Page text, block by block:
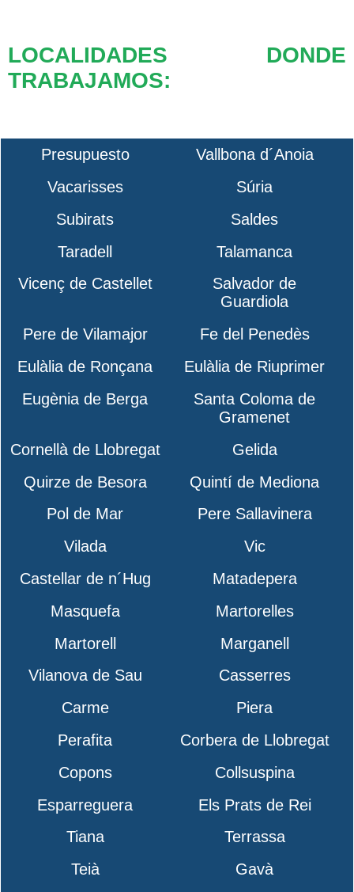
LOCALIDADES DONDE
TRABAJAMOS:
Presupuesto
Vallbona d´Anoia
Vacarisses
Súria
Subirats
Saldes
Taradell
Talamanca
Vicenç de Castellet
Salvador de
Guardiola
Pere de Vilamajor
Fe del Penedès
Eulàlia de Ronçana
Eulàlia de Riuprimer
Eugènia de Berga
Santa Coloma de
Gramenet
Cornellà de Llobregat
Gelida
Quirze de Besora
Quintí de Mediona
Pol de Mar
Pere Sallavinera
Vilada
Vic
Castellar de n´Hug
Matadepera
Masquefa
Martorelles
Martorell
Marganell
Vilanova de Sau
Casserres
Carme
Piera
Perafita
Corbera de Llobregat
Copons
Collsuspina
Esparreguera
Els Prats de Rei
Tiana
Terrassa
Teià
Gavà